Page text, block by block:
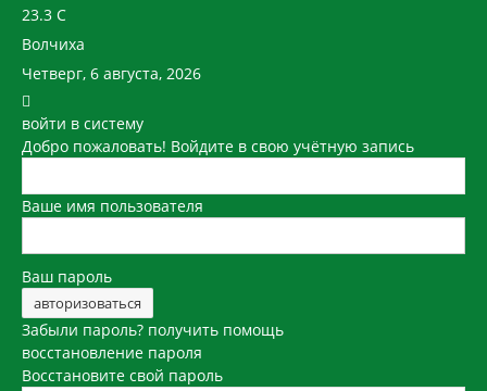
23.3 C
Волчиха
Четверг, 6 августа, 2026
войти в систему
Добро пожаловать! Войдите в свою учётную запись
Ваше имя пользователя
Ваш пароль
Забыли пароль? получить помощь
восстановление пароля
Восстановите свой пароль